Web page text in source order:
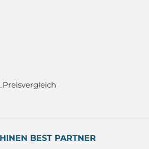
BEST PARTNER